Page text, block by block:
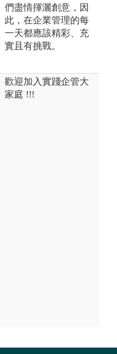
們盡情揮灑創意，因
此，在企業管理的每
一天都應該精彩、充
實且有挑戰。
歡迎加入實踐企管大
家庭 !!!